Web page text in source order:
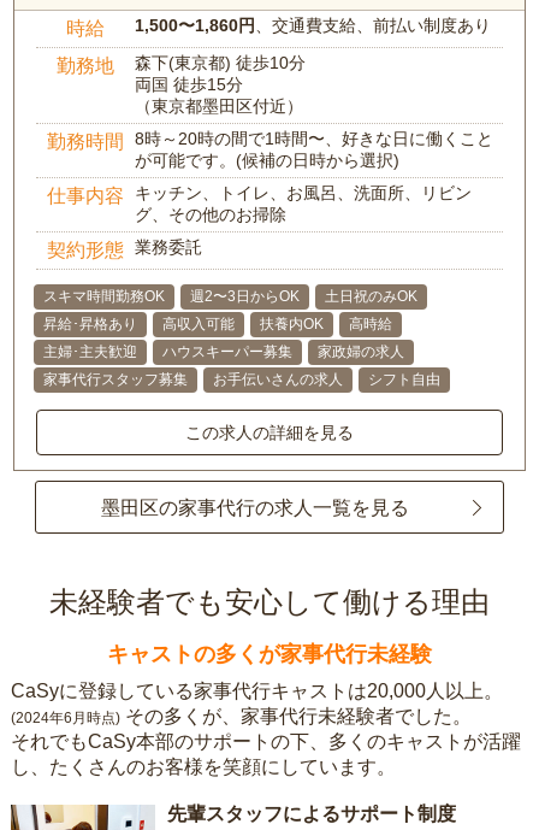
時給 1,500〜1,860円 、交通費支給、前払い制度あり
勤務地
森下(東京都) 徒歩10分
両国 徒歩15分
（東京都墨田区付近）
勤務時間
8時～20時の間で1時間〜、好きな日に働くこと
が可能です。(候補の日時から選択)
仕事内容
キッチン、トイレ、お風呂、洗面所、リビン
グ、その他のお掃除
契約形態 業務委託
スキマ時間勤務OK 週2〜3日からOK
土日祝のみOK
昇給･昇格あり
高収入可能 扶養内OK
高時給
主婦･主夫歓迎
ハウスキーパー募集
家政婦の求人
家事代行スタッフ募集
お手伝いさんの求人 シフト自由
この求人の詳細を見る
墨田区の家事代行の求人一覧を見る
未経験者でも安心して働ける理由
キャストの多くが家事代行未経験
CaSyに登録している家事代行キャストは20,000人以上。
(2024年6月時点) その多くが、家事代行未経験者でした。
それでもCaSy本部のサポートの下、多くのキャストが活躍
し、たくさんのお客様を笑顔にしています。
先輩スタッフによるサポート制度